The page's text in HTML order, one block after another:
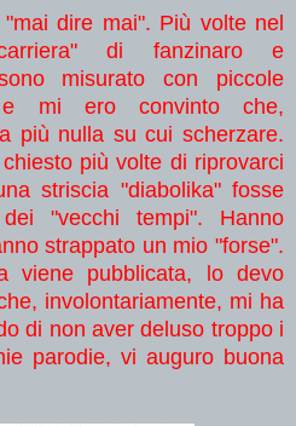
dire mai". Più volte nel
di fanzinaro e
misurato con piccole
mi ero convinto che,
più nulla su cui scherzare.
più volte di riprovarci
striscia "diabolika" fosse
"vecchi tempi". Hanno
strappato un mio "forse".
viene pubblicata, lo devo
involontariamente, mi ha
di non aver deluso troppo i
parodie, vi auguro buona